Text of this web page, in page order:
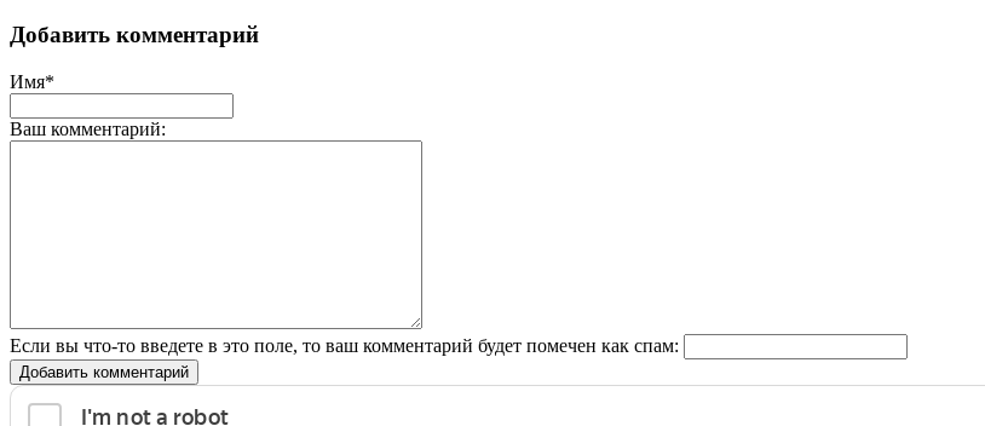
Добавить комментарий
Имя*
Ваш комментарий:
Если вы что-то введете в это поле, то ваш комментарий будет помечен как спам:
Добавить комментарий